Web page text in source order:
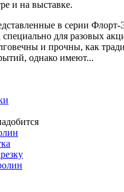
и на выставке.
в серии Флорт-
специально для разовых
и прочны, как
однако имеют...